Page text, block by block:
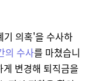
기 의혹'을 수사하
의 수사를 마쳤습니
변경해 퇴직금을